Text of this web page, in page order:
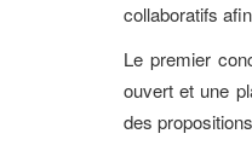
collaboratifs
Le premier
ouvert et une
des